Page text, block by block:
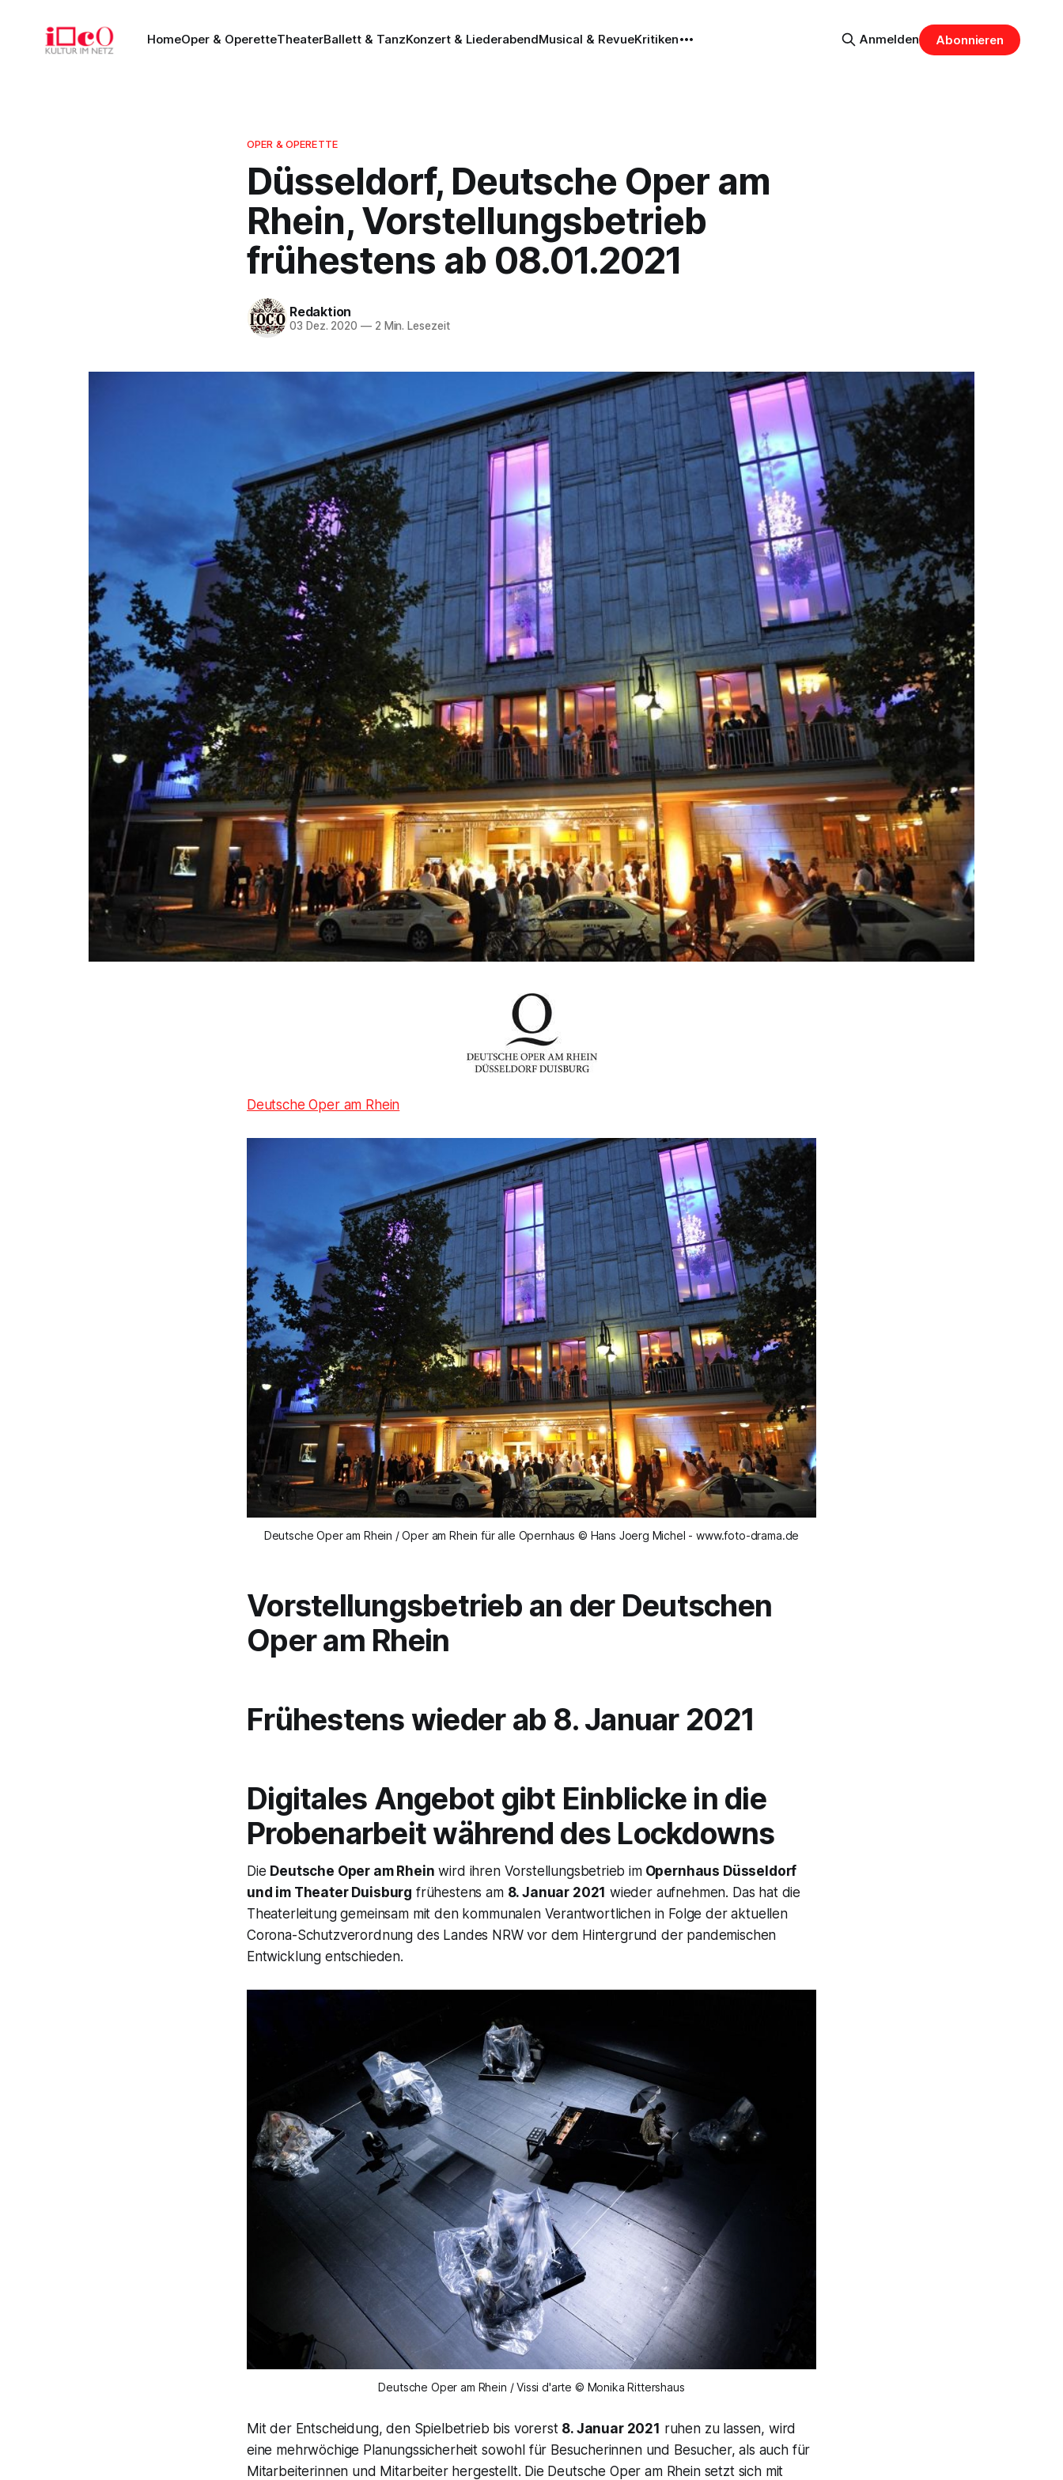
HomeOper & OperetteTheaterBallett & TanzKonzert & LiederabendMusical & RevueKritiken Anmelden Abonnieren
OPER & OPERETTE
Düsseldorf, Deutsche Oper am
Rhein, Vorstellungsbetrieb
frühestens ab 08.01.2021
Redaktion
03 Dez. 2020 —2 Min. Lesezeit
Deutsche Oper am Rhein
Deutsche Oper am Rhein / Oper am Rhein für alle Opernhaus © Hans Joerg Michel - www.foto-drama.de
Vorstellungsbetrieb an der Deutschen
Oper am Rhein
Frühestens wieder ab 8. Januar 2021
Digitales Angebot gibt Einblicke in die
Probenarbeit während des Lockdowns
Die Deutsche Oper am Rhein wird ihren Vorstellungsbetrieb imOpernhaus Düsseldorf
und im Theater Duisburg frühestens am 8. Januar 2021 wieder aufnehmen. Das hat die
Theaterleitung gemeinsam mit den kommunalen Verantwortlichen in Folge der aktuellen
Corona-Schutzverordnung des Landes NRW vor dem Hintergrund der pandemischen
Entwicklung entschieden.
Deutsche Oper am Rhein / Vissi d'arte © Monika Rittershaus
Mit der Entscheidung, den Spielbetrieb bis vorerst 8. Januar 2021 ruhen zu lassen, wird
eine mehrwöchige Planungssicherheit sowohl für Besucherinnen und Besucher, als auch für
Mitarbeiterinnen und Mitarbeiter hergestellt. Die Deutsche Oper am Rhein setzt sich mit